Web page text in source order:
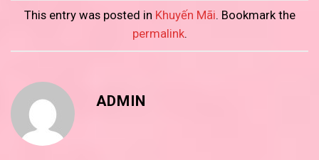
This entry was posted in Khuyến Mãi. Bookmark the
permalink.
ADMIN